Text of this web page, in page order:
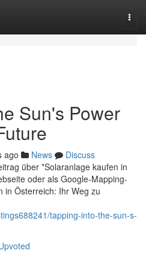
Sun's Power
ago News
Discuss
über *Solaranlage kaufen in
oder als Google-Mapping-
in Österreich: Ihr Weg zu
tapping-into-the-sun-s-